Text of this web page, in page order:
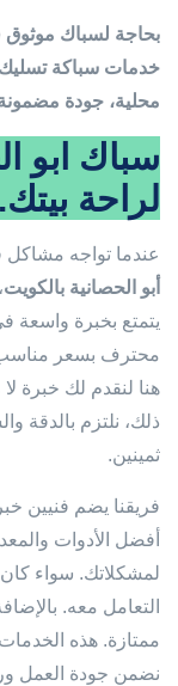
بحاجة لسباك موثوق
خدمات سباكة
محلية، جودة
سباك ابو
لراحة بيتك.
عندما تواجه مشاكل
أبو الحصانية بالكويت
يتمتع بخبرة واسعة
محترف بسعر مناسب.
هنا لنقدم لك خبرة
ذلك، نلتزم بالدقة
ثمينين.
فريقنا يضم فنيين
أفضل الأدوات
لمشكلاتك. سواء كان
التعامل معه.
ممتازة. هذه
نضمن جودة العمل